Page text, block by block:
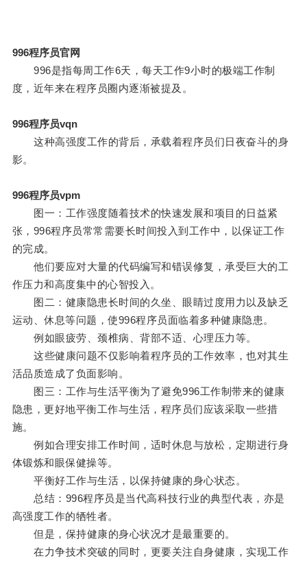
996程序员官网
996是指每周工作6天，每天工作9小时的极端工作制
度，近年来在程序员圈内逐渐被提及。
996程序员vqn
这种高强度工作的背后，承载着程序员们日夜奋斗的身
影。
996程序员vpm
图一：工作强度随着技术的快速发展和项目的日益紧
张，996程序员常常需要长时间投入到工作中，以保证工作
的完成。
他们要应对大量的代码编写和错误修复，承受巨大的工
作压力和高度集中的心智投入。
图二：健康隐患长时间的久坐、眼睛过度用力以及缺乏
运动、休息等问题，使996程序员面临着多种健康隐患。
例如眼疲劳、颈椎病、背部不适、心理压力等。
这些健康问题不仅影响着程序员的工作效率，也对其生
活品质造成了负面影响。
图三：工作与生活平衡为了避免996工作制带来的健康
隐患，更好地平衡工作与生活，程序员们应该采取一些措
施。
例如合理安排工作时间，适时休息与放松，定期进行身
体锻炼和眼保健操等。
平衡好工作与生活，以保持健康的身心状态。
总结：996程序员是当代高科技行业的典型代表，亦是
高强度工作的牺牲者。
但是，保持健康的身心状况才是最重要的。
在力争技术突破的同时，更要关注自身健康，实现工作